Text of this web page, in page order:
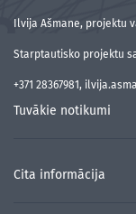
Ilvija Ašmane, projektu
Starptautisko projektu
+371 28367981,
Tuvākie notikumi
Cita informācija